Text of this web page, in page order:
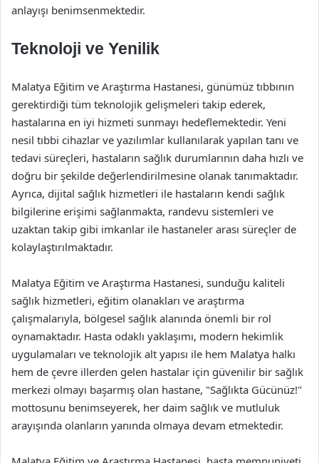
anlayışı benimsenmektedir.
Teknoloji ve Yenilik
Malatya Eğitim ve Araştırma Hastanesi, günümüz tıbbının
gerektirdiği tüm teknolojik gelişmeleri takip ederek,
hastalarına en iyi hizmeti sunmayı hedeflemektedir. Yeni
nesil tıbbi cihazlar ve yazılımlar kullanılarak yapılan tanı ve
tedavi süreçleri, hastaların sağlık durumlarının daha hızlı ve
doğru bir şekilde değerlendirilmesine olanak tanımaktadır.
Ayrıca, dijital sağlık hizmetleri ile hastaların kendi sağlık
bilgilerine erişimi sağlanmakta, randevu sistemleri ve
uzaktan takip gibi imkanlar ile hastaneler arası süreçler de
kolaylaştırılmaktadır.
Malatya Eğitim ve Araştırma Hastanesi, sunduğu kaliteli
sağlık hizmetleri, eğitim olanakları ve araştırma
çalışmalarıyla, bölgesel sağlık alanında önemli bir rol
oynamaktadır. Hasta odaklı yaklaşımı, modern hekimlik
uygulamaları ve teknolojik alt yapısı ile hem Malatya halkı
hem de çevre illerden gelen hastalar için güvenilir bir sağlık
merkezi olmayı başarmış olan hastane, "Sağlıkta Gücünüz!"
mottosunu benimseyerek, her daim sağlık ve mutluluk
arayışında olanların yanında olmaya devam etmektedir.